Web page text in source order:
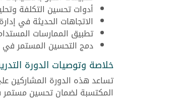
أدوات تحسين التكلفة
الاتجاهات الحديثة في
تطبيق الممارسات
دمج التحسين المستمر في
خلاصة وتوصيات الدورة
تساعد هذه الدورة المشاركين
المكتسبة لضمان تحسين مستمر